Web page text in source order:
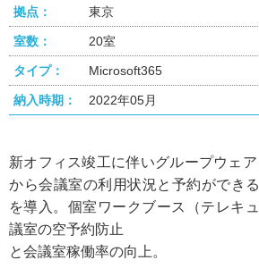
拠点： 東京
室数： 20室
タイプ： Microsoft365
納入時期： 2022年05月
新オフィス竣工に伴いグループウェ
から会議室の利用状況と予約ができ
を導入。個室ワークブース（テレキ
議室の空予約防止
と会議室稼働率の向上。